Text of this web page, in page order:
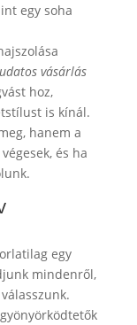
egy soha
vásárlás
hoz,
is kínál.
hanem a
és ha
egy
mindenről,